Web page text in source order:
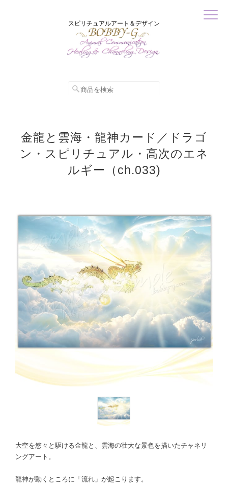
スピリチュアルアート＆デザイン
金龍と雲海・龍神カード／ドラゴ
ン・スピリチュアル・高次のエネ
ルギー（ch.033)
大空を悠々と駆ける金龍と、雲海の壮大な景色を描いたチャネリ
ングアート。
龍神が動くところに「流れ」が起こります。